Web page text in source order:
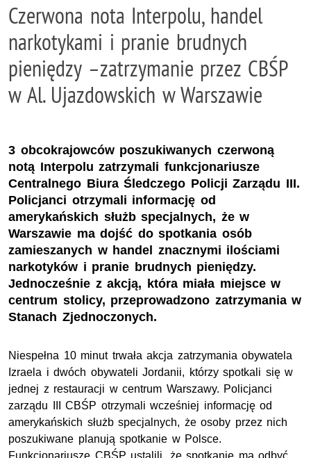
Czerwona nota Interpolu, handel
narkotykami i pranie brudnych
pieniędzy –zatrzymanie przez CBŚP
w Al. Ujazdowskich w Warszawie
3 obcokrajowców poszukiwanych czerwoną
notą Interpolu zatrzymali funkcjonariusze
Centralnego Biura Śledczego Policji Zarządu III.
Policjanci otrzymali informację od
amerykańskich służb specjalnych, że w
Warszawie ma dojść do spotkania osób
zamieszanych w handel znacznymi ilościami
narkotyków i pranie brudnych pieniędzy.
Jednocześnie z akcją, która miała miejsce w
centrum stolicy, przeprowadzono zatrzymania w
Stanach Zjednoczonych.
Niespełna 10 minut trwała akcja zatrzymania obywatela
Izraela i dwóch obywateli Jordanii, którzy spotkali się w
jednej z restauracji w centrum Warszawy. Policjanci
zarządu III CBŚP otrzymali wcześniej informację od
amerykańskich służb specjalnych, że osoby przez nich
poszukiwane planują spotkanie w Polsce.